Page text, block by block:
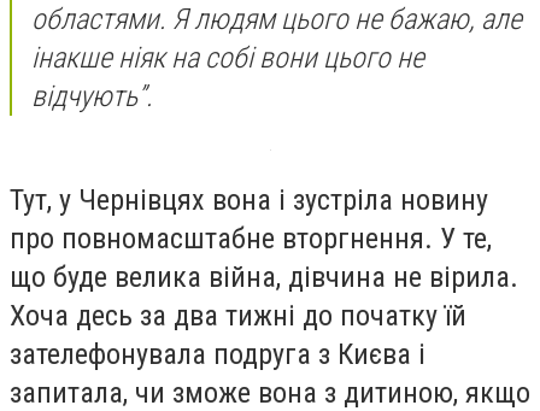
областями. Я людям цього не бажаю, але
інакше ніяк на собі вони цього не
відчують”.
Тут, у Чернівцях вона і зустріла новину
про повномасштабне вторгнення. У те,
що буде велика війна, дівчина не вірила.
Хоча десь за два тижні до початку їй
зателефонувала подруга з Києва і
запитала, чи зможе вона з дитиною, якщо